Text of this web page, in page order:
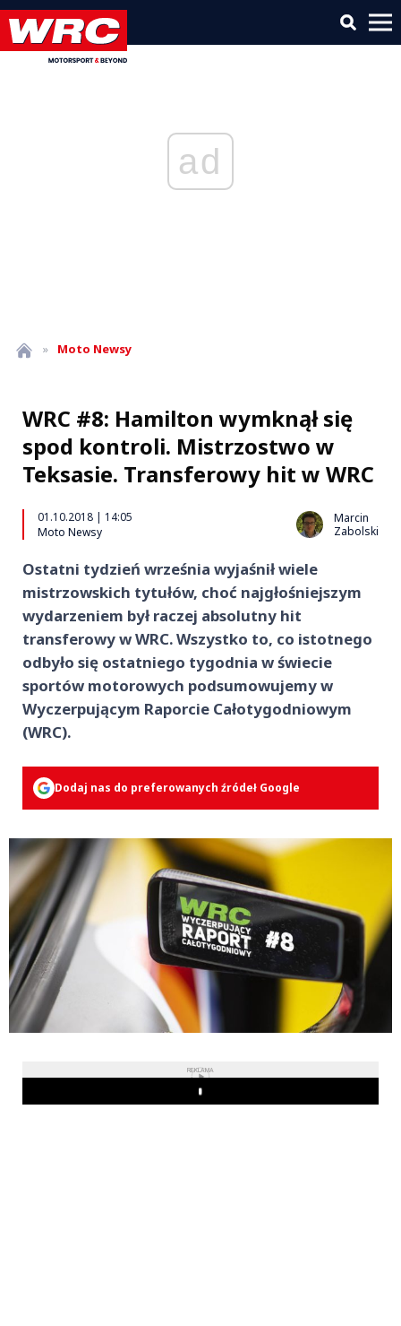
ad
» Moto Newsy
WRC #8: Hamilton wymknął się
spod kontroli. Mistrzostwo w
Teksasie. Transferowy hit w WRC
01.10.2018 | 14:05
Moto Newsy
Marcin
Zabolski
Ostatni tydzień września wyjaśnił wiele
mistrzowskich tytułów, choć najgłośniejszym
wydarzeniem był raczej absolutny hit
transferowy w WRC. Wszystko to, co istotnego
odbyło się ostatniego tygodnia w świecie
sportów motorowych podsumowujemy w
Wyczerpującym Raporcie Całotygodniowym
(WRC).
Dodaj nas do preferowanych źródeł Google
REKLAMA
Play